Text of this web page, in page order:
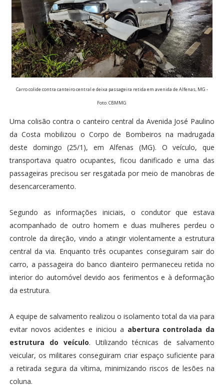
Carro colide contra canteiro central e deixa passageira retida em avenida de Alfenas, MG -
Foto: CBMMG
Uma colisão contra o canteiro central da Avenida José Paulino
da Costa mobilizou o Corpo de Bombeiros na madrugada
deste domingo (25/1), em Alfenas (MG). O veículo, que
transportava quatro ocupantes, ficou danificado e uma das
passageiras precisou ser resgatada por meio de manobras de
desencarceramento.
Segundo as informações iniciais, o condutor que estava
acompanhado de outro homem e duas mulheres perdeu o
controle da direção, vindo a atingir violentamente a estrutura
central da via. Enquanto três ocupantes conseguiram sair do
carro, a passageira do banco dianteiro permaneceu retida no
interior do automóvel devido aos ferimentos e à deformação
da estrutura.
A equipe de salvamento realizou o isolamento total da via para
evitar novos acidentes e iniciou a abertura controlada da
estrutura do veículo. Utilizando técnicas de salvamento
veicular, os militares conseguiram criar espaço suficiente para
a retirada segura da vítima, minimizando riscos de lesões na
coluna.